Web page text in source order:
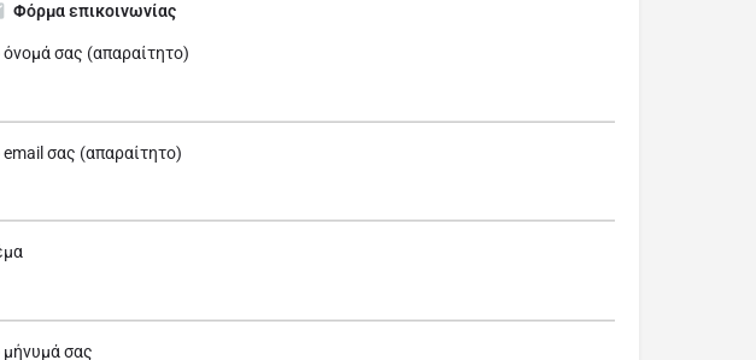
Φόρμα επικοινωνίας
όνομά σας (απαραίτητο)
email σας (απαραίτητο)
μήνυμά σας